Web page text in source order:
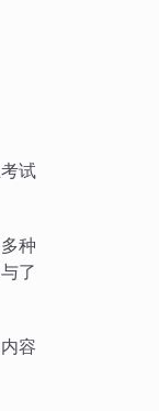
试
种
了
容